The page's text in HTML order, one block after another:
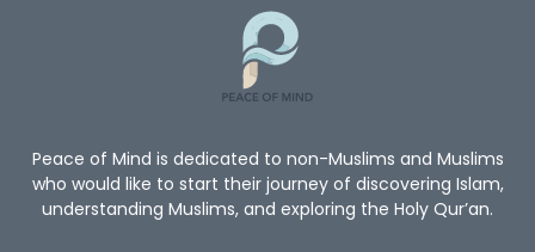
Peace of Mind is dedicated to non-Muslims and Muslims
who would like to start their journey of discovering Islam,
understanding Muslims, and exploring the Holy Qur’an.